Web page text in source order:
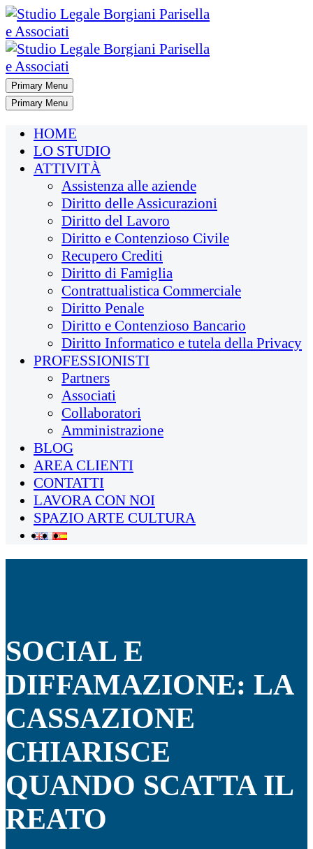
Primary Menu
Primary Menu
HOME
LO STUDIO
ATTIVITÀ
Assistenza alle aziende
Diritto delle Assicurazioni
Diritto del Lavoro
Diritto e Contenzioso Civile
Recupero Crediti
Diritto di Famiglia
Contrattualistica Commerciale
Diritto Penale
Diritto e Contenzioso Bancario
Diritto Informatico e tutela della Privacy
PROFESSIONISTI
Partners
Associati
Collaboratori
Amministrazione
BLOG
AREA CLIENTI
CONTATTI
LAVORA CON NOI
SPAZIO ARTE CULTURA
SOCIAL E
DIFFAMAZIONE: LA
CASSAZIONE
CHIARISCE
QUANDO SCATTA IL
REATO